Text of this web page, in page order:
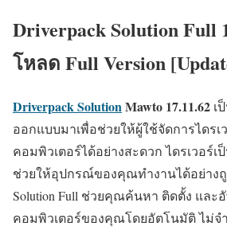
Driverpack Solution Full
โหลด Full Version
Driverpack SolutionMawto 17.11.62 เ
ออกแบบมาเพื่อช่วยให้ผู้ใช้จัดการไดร
คอมพิวเตอร์ได้อย่างสะดวก ไดรเวอร์
ช่วยให้อุปกรณ์ของคุณทำงานได้อย่างถู
Solution Full ช่วยคุณค้นหา ติดตั้ง และอั
คอมพิวเตอร์ของคุณโดยอัตโนมัติ ไม่จ